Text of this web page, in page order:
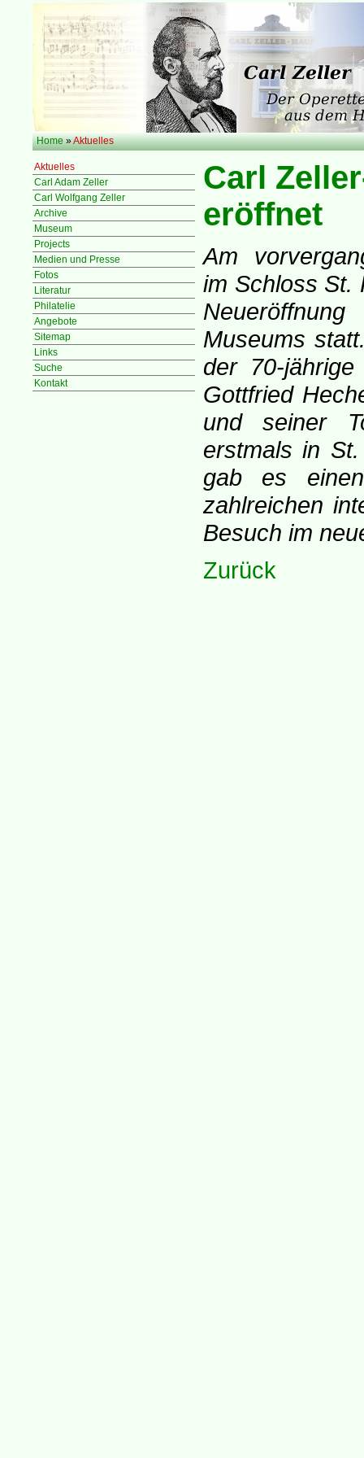
Home »Aktuelles
Aktuelles
Carl Adam Zeller
Carl Wolfgang Zeller
Archive
Museum
Projects
Medien und Presse
Fotos
Literatur
Philatelie
Angebote
Sitemap
Links
Suche
Kontakt
Carl
eröffnet
Am
im Schloss St.
Museums
der 70-
Gottfried
und seiner
erstmals in
gab es
zahlreichen
Besuch im
Zurück